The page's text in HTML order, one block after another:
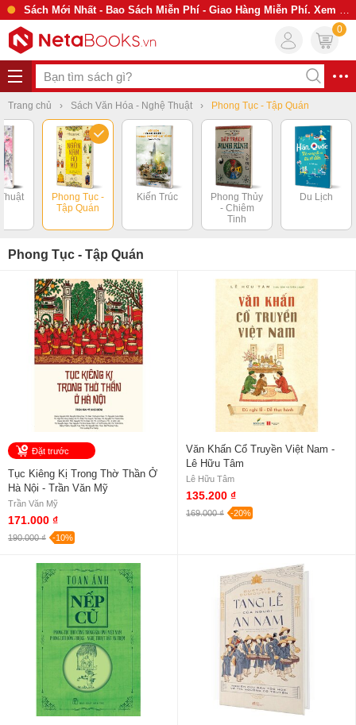
Sách Mới Nhất - Bao Sách Miễn Phí - Giao Hàng Miễn Phí. Xem Ngay
0
Trang chủ Sách Văn Hóa - Nghệ Thuật Phong Tục - Tập Quán
Phong Tục -
Tập Quán
Kiến Trúc
Phong Thủy
- Chiêm
Tinh
Du Lịch
Phong Tục - Tập Quán
Đặt trước
Tục Kiêng Kị Trong Thờ Thần Ở
Hà Nội - Trần Văn Mỹ
Trần Văn Mỹ
171.000 ₫
190.000 ₫ -10%
Văn Khấn Cổ Truyền Việt Nam -
Lê Hữu Tâm
Lê Hữu Tâm
135.200 ₫
169.000 ₫ -20%